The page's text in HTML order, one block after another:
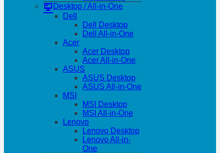
Desktop / All-in-One
Dell
Dell Desktop
Dell All-in-One
Acer
Acer Desktop
Acer All-in-One
ASUS
ASUS Desktop
ASUS All-in-One
MSI
MSI Desktop
MSI All-in-One
Lenovo
Lenovo Desktop
Lenovo All-in-
One